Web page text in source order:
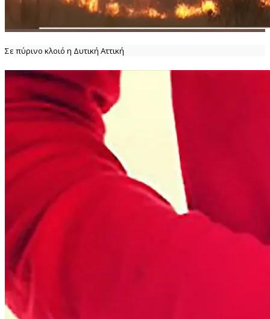
Σε πύρινο κλοιό η Δυτική Αττική